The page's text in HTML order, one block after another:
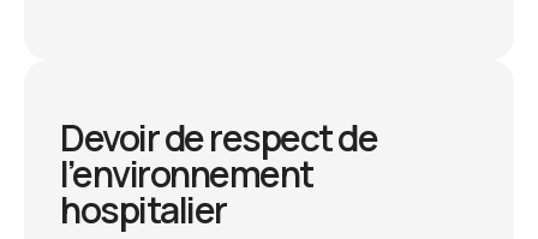
Devoir de respect de
l’environnement
hospitalier